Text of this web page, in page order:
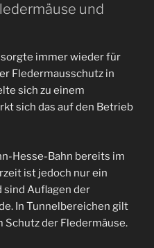
und
immer wieder für
Fledermausschutz in
sich zu einem
sich das auf den Betrieb
Hesse-Bahn bereits im
ist jedoch nur ein
sind Auflagen der
In Tunnelbereichen gilt
der Fledermäuse.